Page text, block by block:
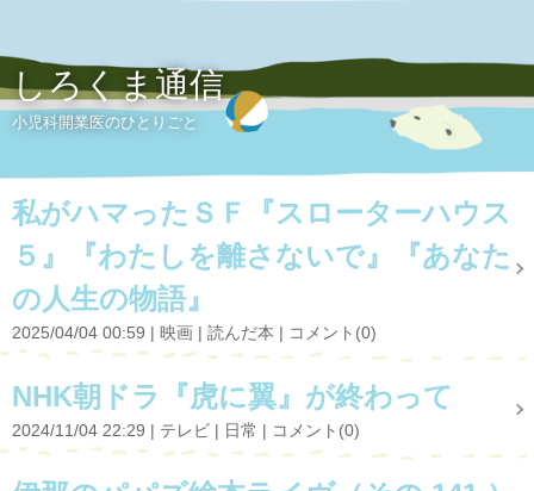
しろくま通信
小児科開業医のひとりごと
私がハマったＳＦ『スローターハウス
５』『わたしを離さないで』『あなた
の人生の物語』
2025/04/04 00:59 映画 読んだ本 コメント(0)
NHK朝ドラ『虎に翼』が終わって
2024/11/04 22:29 テレビ 日常 コメント(0)